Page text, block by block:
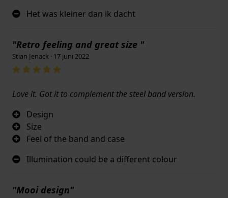
Het was kleiner dan ik dacht
"Retro feeling and great size "
Stian Jenack · 17 juni 2022
Love it. Got it to complement the steel band version.
Design
Size
Feel of the band and case
Illumination could be a different colour
"Mooi design"